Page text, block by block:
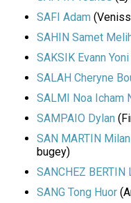
SAFI Adam
SAHIN Samet
SAKSIK Evann
SALAH Cheryne
SALMI Noa Icham
SAMPAIO Dylan
SAN MARTIN
bugey)
SANCHEZ BERTIN
SANG Tong Huor